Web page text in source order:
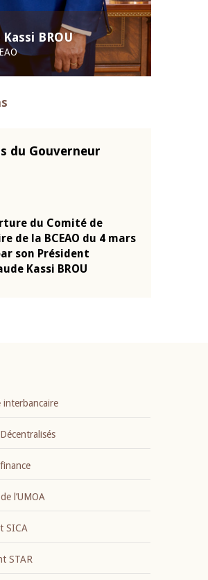
BROU
du Gouverneur
du Comité de
de la BCEAO du 4 mars
son Président
Kassi BROU
interbancaire
l’UMOA
SICA
STAR